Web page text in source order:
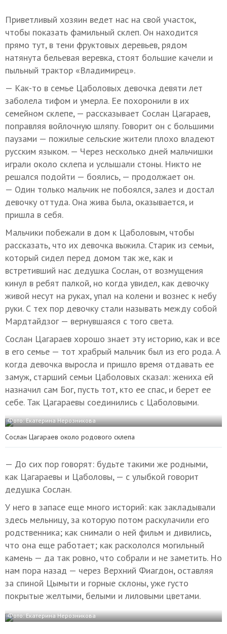
Приветливый хозяин ведет нас на свой участок,
чтобы показать фамильный склеп. Он находится
прямо тут, в тени фруктовых деревьев, рядом
натянута бельевая веревка, стоят большие качели и
пыльный трактор «Владимирец».
— Как-то в семье Цаболовых девочка девяти лет
заболела тифом и умерла. Ее похоронили в их
семейном склепе, — рассказывает Сослан Цагараев,
поправляя войлочную шляпу. Говорит он с большими
паузами — пожилые сельские жители плохо владеют
русским языком. — Через несколько дней мальчишки
играли около склепа и услышали стоны. Никто не
решался подойти — боялись, — продолжает он.
— Один только мальчик не побоялся, залез и достал
девочку оттуда. Она жива была, оказывается, и
пришла в себя.
Мальчики побежали в дом к Цаболовым, чтобы
рассказать, что их девочка выжила. Старик из семьи,
который сидел перед домом так же, как и
встретивший нас дедушка Сослан, от возмущения
кинул в ребят палкой, но когда увидел, как девочку
живой несут на руках, упал на колени и вознес к небу
руки. С тех пор девочку стали называть между собой
Мардтайдзог — вернувшаяся с того света.
Сослан Цагараев хорошо знает эту историю, как и все
в его семье — тот храбрый мальчик был из его рода. А
когда девочка выросла и пришло время отдавать ее
замуж, старший семьи Цаболовых сказал: жениха ей
назначил сам Бог, пусть тот, кто ее спас, и берет ее
себе. Так Цагараевы соединились с Цаболовыми.
Фото: Екатерина Нерозникова
Сослан Цагараев около родового склепа
— До сих пор говорят: будьте такими же родными,
как Цагараевы и Цаболовы, — с улыбкой говорит
дедушка Сослан.
У него в запасе еще много историй: как закладывали
здесь мельницу, за которую потом раскулачили его
родственника; как снимали о ней фильм и дивились,
что она еще работает; как раскололся могильный
камень — да так ровно, что собрали и не заметить. Но
нам пора назад — через Верхний Фиагдон, оставляя
за спиной Цымыти и горные склоны, уже густо
покрытые желтыми, белыми и лиловыми цветами.
Фото: Екатерина Нерозникова